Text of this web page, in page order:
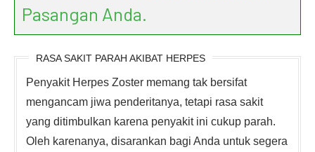
Pasangan Anda.
RASA SAKIT PARAH AKIBAT HERPES
Penyakit Herpes Zoster memang tak bersifat
mengancam jiwa penderitanya, tetapi rasa sakit
yang ditimbulkan karena penyakit ini cukup parah.
Oleh karenanya, disarankan bagi Anda untuk segera